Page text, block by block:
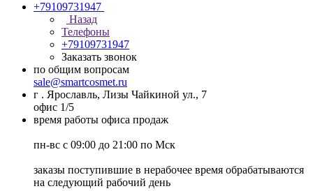
+79109731947
Назад
Телефоны
+79109731947
Заказать звонок
по общим вопросам
sale@smartcosmet.ru
г . Ярославль, Лизы Чайкиной ул., 7
офис 1/5
время работы офиса продаж
пн-вс с 09:00 до 21:00 по Мск
заказы поступившие в нерабочее время обрабатываются
на следующий рабочий день